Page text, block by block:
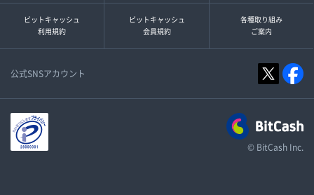
ビットキャッシュ
利用規約
ビットキャッシュ
会員規約
各種取り組み
ご案内
公式SNSアカウント
© BitCash Inc.